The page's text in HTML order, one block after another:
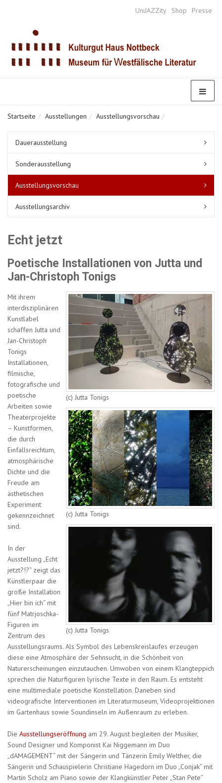
UniJAZZity Shop Presse
Startseite Ausstellungen Ausstellungsvorschau
Bereich
Dauerausstellung
Sonderausstellung
Ausstellungsvorschau
Ausstellungsarchiv
Echt jetzt
Poetische Installationen von Jutta und
Jan-Christoph Tonigs
(c) Jutta Tonigs
(c) Jutta Tonigs
(c) Jutta Tonigs
Mit ihrem
interdisziplinären
Kunstlabel
schaffen Jutta und
Jan-Christoph
Tonigs
Installationen,
filmische,
fotografische und
poetische
Arbeiten sowie
Theaterprojekte
– Kunstformen,
die durch
Einfallsreichtum,
atmosphärische
Dichte und die
Freude am
ästhetischen
Experiment
gekennzeichnet
sind.
In der
Ausstellung „Echt
jetzt?!?“ zeigt das
Künstlerpaar die
große Installation
„Hier bin ich“ mit
fünf Matrjoschka-
Figuren im
Zentrum des
Ausstellungsraums. Als Symbol des Lebenskreislaufes erzeugen
diese eine Atmosphäre der Sehnsucht, in die Schönheit von
Naturerscheinungen einzutauchen. Umwoben von einem Klangteppich
sprechen die Naturfiguren lyrische Texte in den Raum. Es entsteht
eine multimediale poetische Konstellation. Daneben sind
videografische Interventionen im Literaturmuseum, Videoprojektionen
im Gartenhaus sowie Soundinseln im Außenraum zu erleben.
Die Ausstellungseröffnung am 29. August begleiten der Musiker,
Sound Designer und Komponist Kai Niggemann im Duo
„dAMAGEMENT“ mit der Sängerin und Tänzerin Emily Welther, die
Sängerin und Schauspielerin Christiane Hagedorn im Duo „Conjak“ mit
Martin Scholz am Piano sowie der Klangkünstler Peter „Stan Pete“